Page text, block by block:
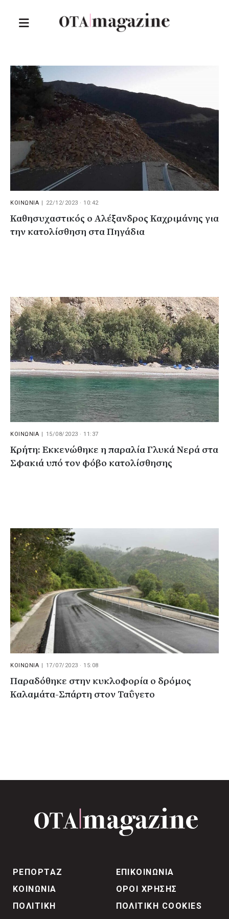
ΚΟΙΝΩΝΙΑ 22/12/2023 · 10:42
Καθησυχαστικός ο Αλέξανδρος Καχριμάνης για
την κατολίσθηση στα Πηγάδια
ΚΟΙΝΩΝΙΑ 15/08/2023 · 11:37
Κρήτη: Εκκενώθηκε η παραλία Γλυκά Νερά στα
Σφακιά υπό τον φόβο κατολίσθησης
ΚΟΙΝΩΝΙΑ 17/07/2023 · 15:08
Παραδόθηκε στην κυκλοφορία ο δρόμος
Καλαμάτα-Σπάρτη στον Ταΰγετο
ΡΕΠΟΡΤΑΖ
ΚΟΙΝΩΝΙΑ
ΠΟΛΙΤΙΚΗ
ΕΠΙΚΟΙΝΩΝΙΑ
ΟΡΟΙ ΧΡΗΣΗΣ
ΠΟΛΙΤΙΚΗ COOKIES